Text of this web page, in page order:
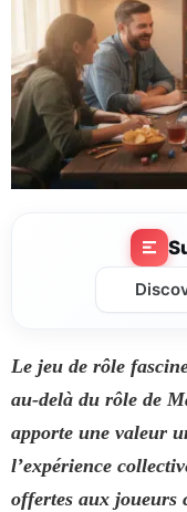
Le jeu de rôle
au-delà du rôle de
apporte une valeur
l’expérience
offertes aux joueurs